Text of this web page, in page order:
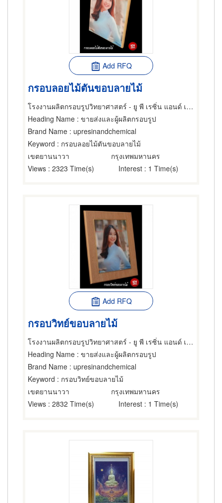
Add RFQ
กรอบลอยไม้ตันขอบลายไม้
โรงงานผลิตกรอบรูปวิทยาศาสตร์ - ยู พี เรซิ่น แอนด์ เคมีคอล
Heading Name : ขายส่งและผู้ผลิตกรอบรูป
Brand Name : upresinandchemical
Keyword : กรอบลอยไม้ตันขอบลายไม้
เขตยานนาวา
กรุงเทพมหานคร
Views : 2323 Time(s) Interest : 1 Time(s)
Add RFQ
กรอบวิทย์ขอบลายไม้
โรงงานผลิตกรอบรูปวิทยาศาสตร์ - ยู พี เรซิ่น แอนด์ เคมีคอล
Heading Name : ขายส่งและผู้ผลิตกรอบรูป
Brand Name : upresinandchemical
Keyword : กรอบวิทย์ขอบลายไม้
เขตยานนาวา
กรุงเทพมหานคร
Views : 2832 Time(s) Interest : 1 Time(s)